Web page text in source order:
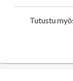
Tutustu